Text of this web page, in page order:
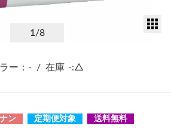
1 /8
ー：- / 在庫 -:△
ン 定期便対象 送料無料